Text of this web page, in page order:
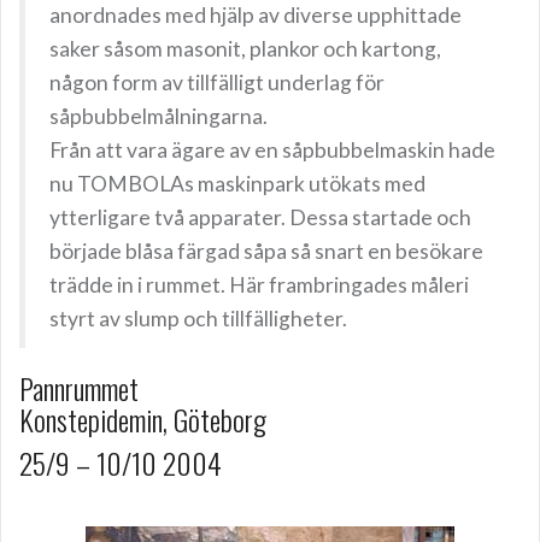
anordnades med hjälp av diverse upphittade
saker såsom masonit, plankor och kartong,
någon form av tillfälligt underlag för
såpbubbelmålningarna.
Från att vara ägare av en såpbubbelmaskin hade
nu TOMBOLAs maskinpark utökats med
ytterligare två apparater. Dessa startade och
började blåsa färgad såpa så snart en besökare
trädde in i rummet. Här frambringades måleri
styrt av slump och tillfälligheter.
Pannrummet
Konstepidemin, Göteborg
25/9 – 10/10 2004